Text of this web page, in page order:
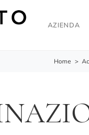
AZIENDA
Home >